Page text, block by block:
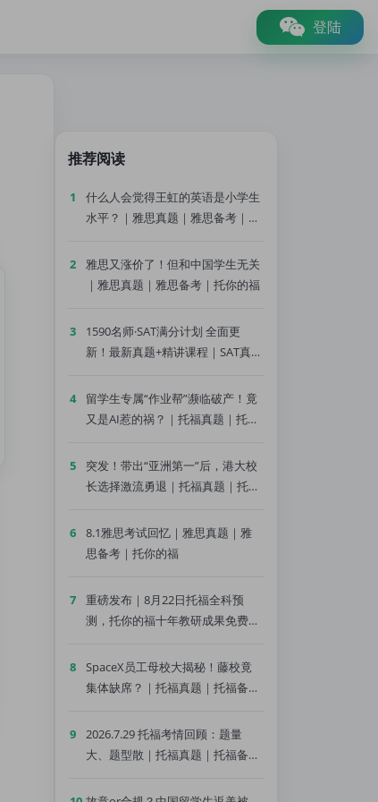
登陆
推荐阅读
1
什么人会觉得王虹的英语是小学生
水平？｜雅思真题｜雅思备考｜托
2
雅思又涨价了！但和中国学生无关
｜雅思真题｜雅思备考｜托你的福
3
1590名师·SAT满分计划 全面更
新！最新真题+精讲课程｜SAT真题
4
留学生专属“作业帮”濒临破产！竟
又是AI惹的祸？｜托福真题｜托福
5
突发！带出“亚洲第一”后，港大校
长选择激流勇退｜托福真题｜托福
6
8.1雅思考试回忆｜雅思真题｜雅
思备考｜托你的福
7
重磅发布｜8月22日托福全科预
测，托你的福十年教研成果免费领
8
SpaceX员工母校大揭秘！藤校竟
集体缺席？｜托福真题｜托福备考
9
2026.7.29 托福考情回顾：题量
大、题型散｜托福真题｜托福备考